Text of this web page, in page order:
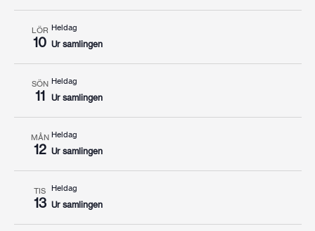
LÖR
10
Heldag
Ur samlingen
SÖN
11
Heldag
Ur samlingen
MÅN
12
Heldag
Ur samlingen
TIS
13
Heldag
Ur samlingen